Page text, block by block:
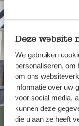
Deze website
We gebruiken
personaliseren, om
om ons
informatie over uw
voor social media,
kunnen deze
die u aan ze heeft
Voir les 62